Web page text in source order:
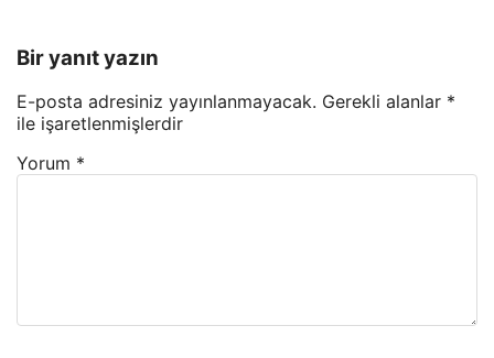
Bir yanıt yazın
E-posta adresiniz yayınlanmayacak. Gerekli alanlar *
ile işaretlenmişlerdir
Yorum *